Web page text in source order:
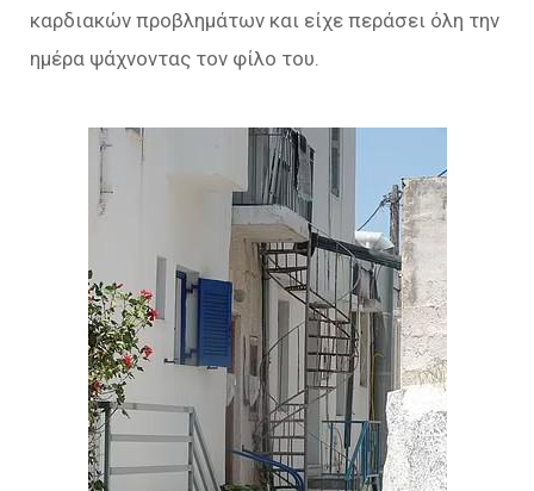
καρδιακών προβλημάτων και είχε περάσει όλη την
ημέρα ψάχνοντας τον φίλο του.